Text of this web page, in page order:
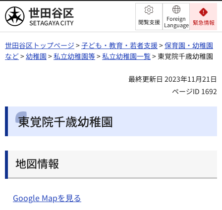
世田谷区 閲覧支援
Foreign
Language 緊急情報
世田谷区トップページ >子ども・教育・若者支援>保育園・幼稚園
など>幼稚園 >私立幼稚園等>私立幼稚園一覧> 東覚院千歳幼稚園
最終更新日 2023年11月21日
ページID 1692
東覚院千歳幼稚園
地図情報
Google Mapを見る